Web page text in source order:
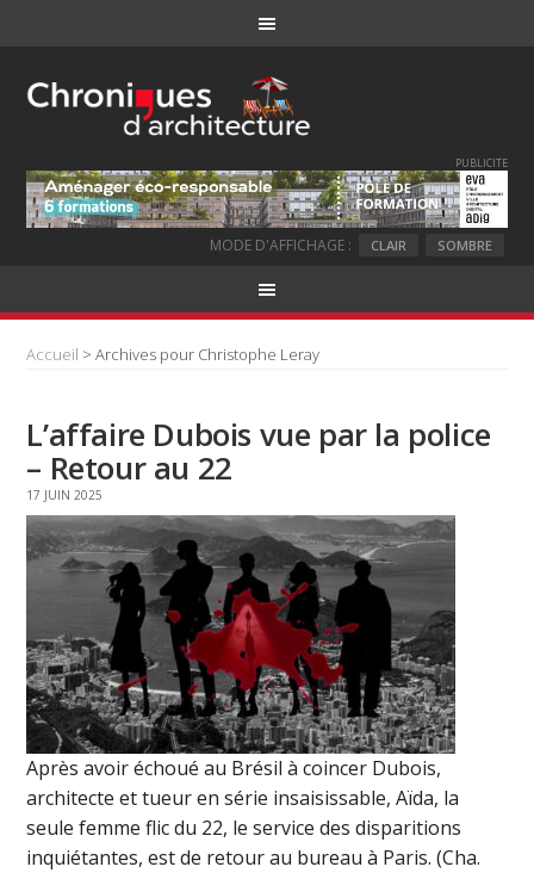
PUBLICITE
MODE D'AFFICHAGE : CLAIR SOMBRE
Accueil > Archives pour Christophe Leray
L’affaire Dubois vue par la police
– Retour au 22
17 JUIN 2025
Après avoir échoué au Brésil à coincer Dubois,
architecte et tueur en série insaisissable, Aïda, la
seule femme flic du 22, le service des disparitions
inquiétantes, est de retour au bureau à Paris. (Cha.